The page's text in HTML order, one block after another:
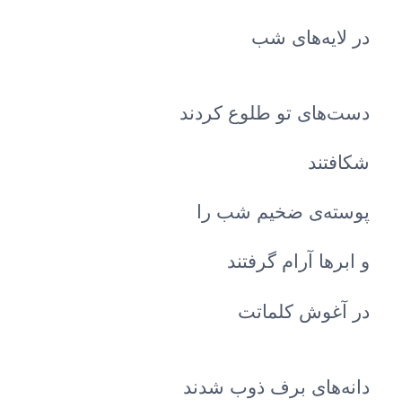
در لایه‌های شب
دست‌های تو طلوع کردند
شکافتند
پوسته‌ی ضخیم شب را
و ابرها آرام گرفتند
در آغوش کلماتت
دانه‌های برف ذوب شدند